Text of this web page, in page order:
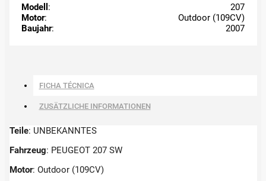
Modell :
207
Motor:
Outdoor (109CV)
Baujahr: 2007
FICHA TÉCNICA
ZUSÄTZLICHE INFORMATIONEN
Teile: UNBEKANNTES
Fahrzeug: PEUGEOT 207 SW
Motor: Outdoor (109CV)